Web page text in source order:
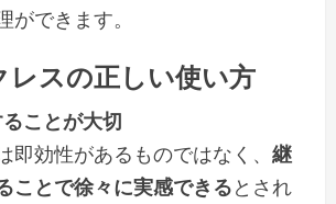
ができます。
レスの正しい使い方
ことが大切
効性があるものではなく、 継
ことで徐々に実感できるとされ